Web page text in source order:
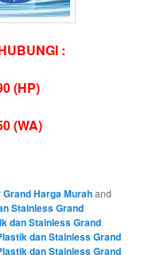
:
(HP)
(WA)
Harga Murahand
Stainless Grand
dan Stainless Grand
dan Stainless Grand
dan Stainless Grand